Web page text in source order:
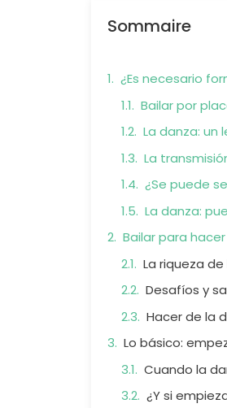
Sommaire
¿Es necesario
Bailar por
La danza: un
La
¿Se puede
La danza:
Bailar para
La riqueza
Desafíos y
Hacer de la
Lo básico:
Cuando la
¿Y si